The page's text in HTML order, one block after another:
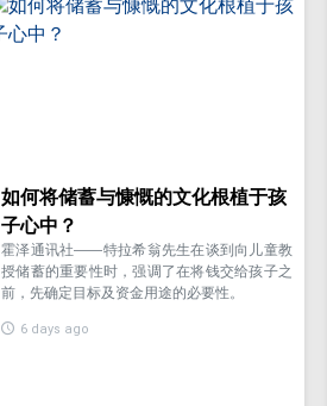
如何将储蓄与慷慨的文化根植于孩
子心中？
霍泽通讯社——特拉希翁先生在谈到向儿童教
授储蓄的重要性时，强调了在将钱交给孩子之
前，先确定目标及资金用途的必要性。
6 days ago